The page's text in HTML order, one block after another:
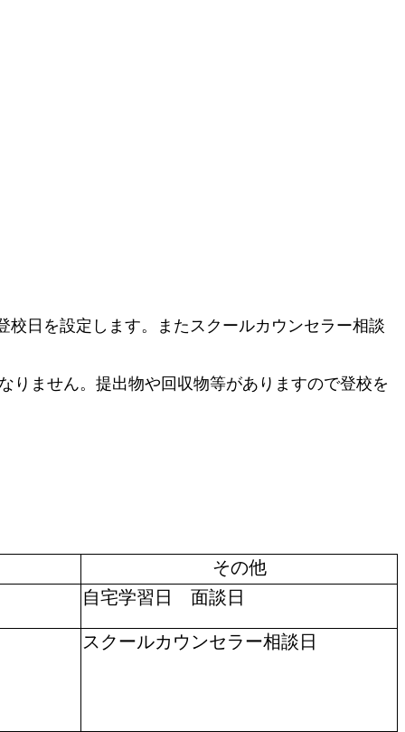
日を設定します。またスクールカウンセラー相談
りません。提出物や回収物等がありますので登校を
その他
自宅学習日 面談日
スクールカウンセラー相談日